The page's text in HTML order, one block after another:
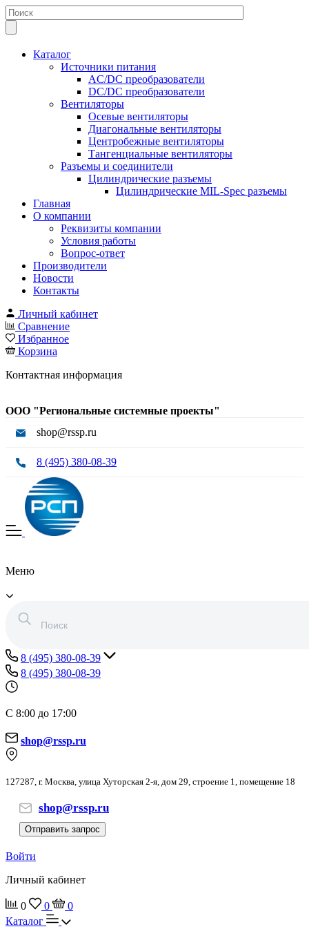
Каталог
Источники питания
AC/DC преобразователи
DC/DC преобразователи
Вентиляторы
Осевые вентиляторы
Диагональные вентиляторы
Центробежные вентиляторы
Тангенциальные вентиляторы
Разъемы и соединители
Цилиндрические разъемы
Цилиндрические MIL-Spec разъемы
Главная
О компании
Реквизиты компании
Условия работы
Вопрос-ответ
Производители
Новости
Контакты
Личный кабинет
Сравнение
Избранное
Корзина
Контактная информация
ООО "Региональные системные проекты"
shop@rssp.ru
8 (495) 380-08-39
Меню
8 (495) 380-08-39
8 (495) 380-08-39
С 8:00 до 17:00
shop@rssp.ru
127287, г. Москва, улица Хуторская 2-я, дом 29, строение 1, помещение 18
shop@rssp.ru
Отправить запрос
Войти
Личный кабинет
0 0
0
Каталог